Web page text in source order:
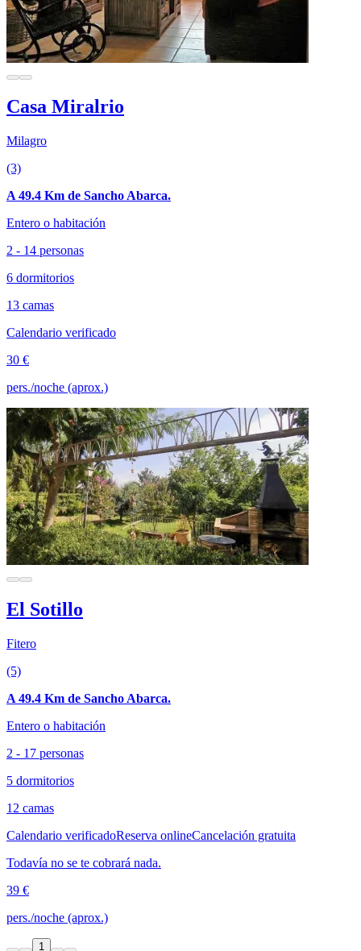
Casa Miralrio
Milagro
(3)
A 49.4 Km de Sancho Abarca.
Entero o habitación
2 - 14 personas
6 dormitorios
13 camas
Calendario verificado
30 €
pers./noche (aprox.)
El Sotillo
Fitero
(5)
A 49.4 Km de Sancho Abarca.
Entero o habitación
2 - 17 personas
5 dormitorios
12 camas
Calendario verificadoReserva onlineCancelación gratuita
Todavía no se te cobrará nada.
39 €
pers./noche (aprox.)
1